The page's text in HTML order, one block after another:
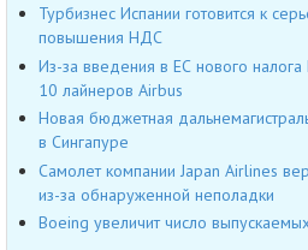
Турбизнес Испании готовится к
повышения НДС
Из-за введения в ЕС нового
10 лайнеров Airbus
Новая бюджетная
в Сингапуре
Самолет компании Japan Airlines
из-за обнаруженной неполадки
Boeing увеличит число